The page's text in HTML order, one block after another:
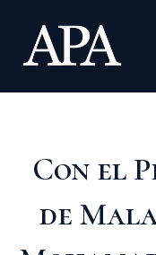
contenido
Con el
de